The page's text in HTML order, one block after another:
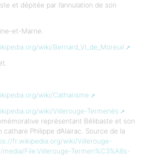
et dépitée par l’annulation de son
et-Marne.
wiki/Bernard_VI_de_Moreuil
wiki/Catharisme
wiki/Villerouge-Termenès
représentant Bélibaste et son
cathare Philippe d’Alairac. Source de la
fr.wikipedia.org/wiki/Villerouge-
media/File:Villerouge-Termen%C3%A8s-